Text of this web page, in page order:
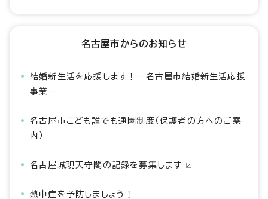
名古屋市からのお知らせ
結婚新生活を応援します！―名古屋市結婚新生活応援
事業―
名古屋市こども誰でも通園制度（保護者の方へのご案
内）
名古屋城現天守閣の記録を募集します
熱中症を予防しましょう！